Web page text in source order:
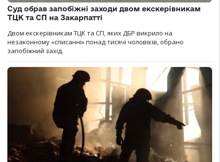
Суд обрав запобіжні заходи двом екскерівникам
ТЦК та СП на Закарпатті
Двом екскерівникам ТЦК та СП, яких ДБР викрило на
незаконному «списанні» понад тисячі чоловіків, обрано
запобіжний захід.